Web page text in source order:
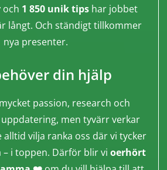
och 1 850 unik tipshar jobbet
långt. Och ständigt tillkommer
nya presenter.
din hjälp
passion, research och
men tyvärr verkar
vilja ranka oss där vi tycker
i toppen. Därför blir vi oerhört